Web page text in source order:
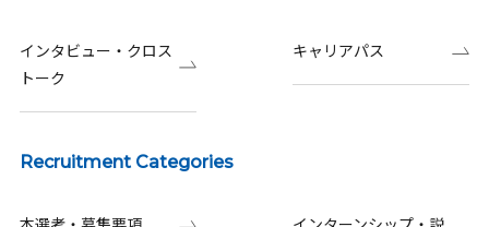
インタビュー・クロス
トーク
キャリアパス
Recruitment Categories